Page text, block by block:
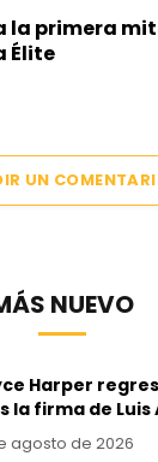
la primera
Élite
UN
NUEVO
Harper
la firma de Luis
agosto de 2026